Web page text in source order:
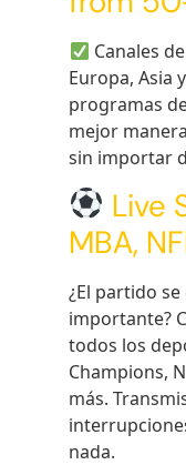
Canales
Europa, Asia
programas
mejor
sin importar
Live
MBA,
¿El partido
importante?
todos los
Champions,
más.
nada.